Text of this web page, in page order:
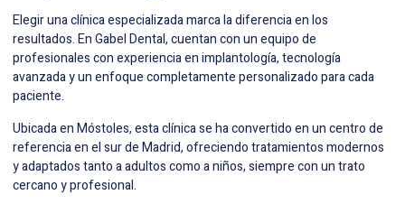
Elegir una clínica especializada marca la diferencia en los
resultados. En Gabel Dental, cuentan con un equipo de
profesionales con experiencia en implantología, tecnología
avanzada y un enfoque completamente personalizado para cada
paciente.
Ubicada en Móstoles, esta clínica se ha convertido en un centro de
referencia en el sur de Madrid, ofreciendo tratamientos modernos
y adaptados tanto a adultos como a niños, siempre con un trato
cercano y profesional.